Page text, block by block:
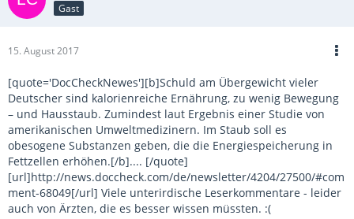
Gast
15. August 2017
[quote='DocCheckNewes'][b]Schuld am Übergewicht vieler
Deutscher sind kalorienreiche Ernährung, zu wenig Bewegung
– und Hausstaub. Zumindest laut Ergebnis einer Studie von
amerikanischen Umweltmedizinern. Im Staub soll es
obesogene Substanzen geben, die die Energiespeicherung in
Fettzellen erhöhen.[/b].... [/quote]
[url]http://news.doccheck.com/de/newsletter/4204/27500/#com
ment-68049[/url] Viele unterirdische Leserkommentare - leider
auch von Ärzten, die es besser wissen müssten. :(